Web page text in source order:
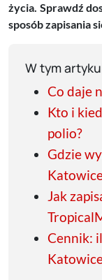
życia. Sprawdź
sposób zapisania
W tym
Co daje
Kto i
polio?
Gdzie
Jak
Cennik: